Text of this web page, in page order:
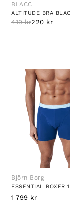
BLACC
ALTITUDE BRA
419 kr220 kr
Björn Borg
1 799 kr